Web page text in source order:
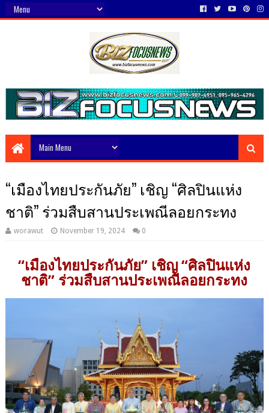
“เมืองไทยประกันภัย” เชิญ “ศิลปินแห่ง
ชาติ” ร่วมสืบสานประเพณีลอยกระทง
worawut November 19, 2024 0
“เมืองไทยประกันภัย” เชิญ “ศิลปินแห่ง
ชาติ” ร่วมสืบสานประเพณีลอยกระทง